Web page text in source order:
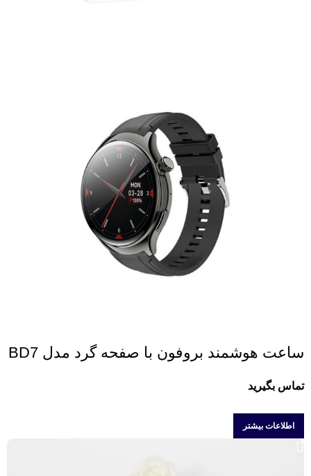
ساعت هوشمند بروفون با صفحه گرد مدل BD7
تماس بگیرید
اطلاعات بیشتر